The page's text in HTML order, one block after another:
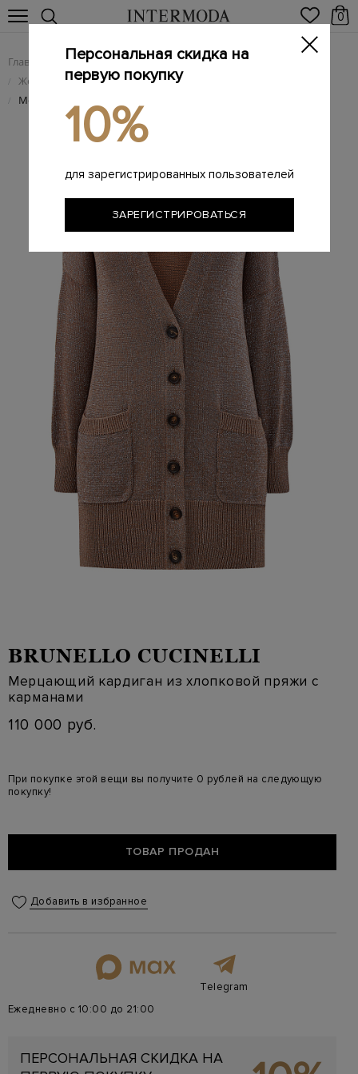
0
Главная Женщинам / Женская одежда
/ Женский трикотаж
/ Мерцающий кардиган из хлопковой пряжи с карманами
BRUNELLO CUCINELLI
Мерцающий кардиган из хлопковой пряжи с
карманами
110 000 руб.
При покупке этой вещи вы получите 0 рублей на следующую
покупку!
ТОВАР ПРОДАН
Добавить в избранное
Telegram
Ежедневно с 10:00 до 21:00
ПЕРСОНАЛЬНАЯ СКИДКА НА
Персональная скидка на
первую покупку
10%
для зарегистрированных пользователей
ЗАРЕГИСТРИРОВАТЬСЯ